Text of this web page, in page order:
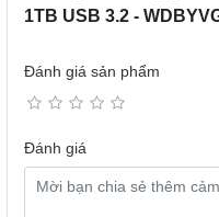
phần mềm Acronis®
và bảo vệ hệ thống máy
Giúp bảo vệ các tệp của
nhà hoặc khi đi xa. Sử
1TB USB 3.2 -
Đánh giá sản phẩm
Đánh giá